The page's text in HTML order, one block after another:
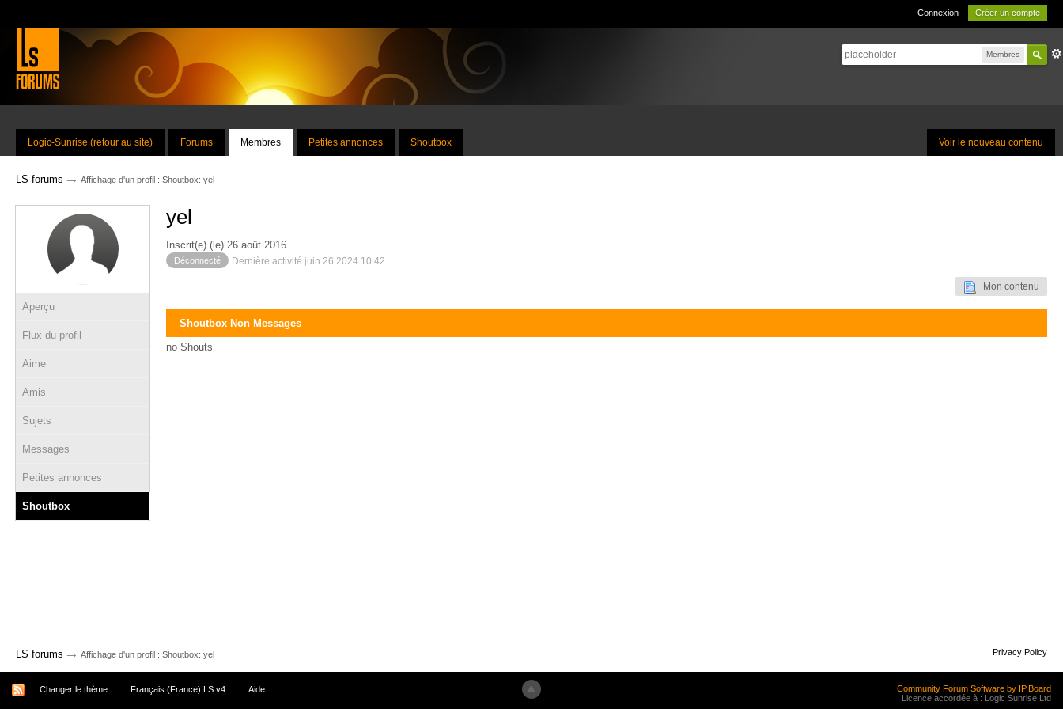
Connexion Créer un compte
Membres
Voir le nouveau contenu
Logic-Sunrise (retour au site) Forums Membres Petites annonces Shoutbox
LS forums → Affichage d'un profil : Shoutbox: yel
Aperçu
Flux du profil
Aime
Amis
Sujets
Messages
Petites annonces
Shoutbox
yel
Inscrit(e) (le) 26 août 2016
Déconnecté Dernière activité juin 26 2024 10:42
Mon contenu
Shoutbox Non Messages
no Shouts
LS forums → Affichage d'un profil : Shoutbox: yel Privacy Policy
Changer le thème Français (France) LS v4 Aide
Community Forum Software by IP.Board
Licence accordée à : Logic Sunrise Ltd